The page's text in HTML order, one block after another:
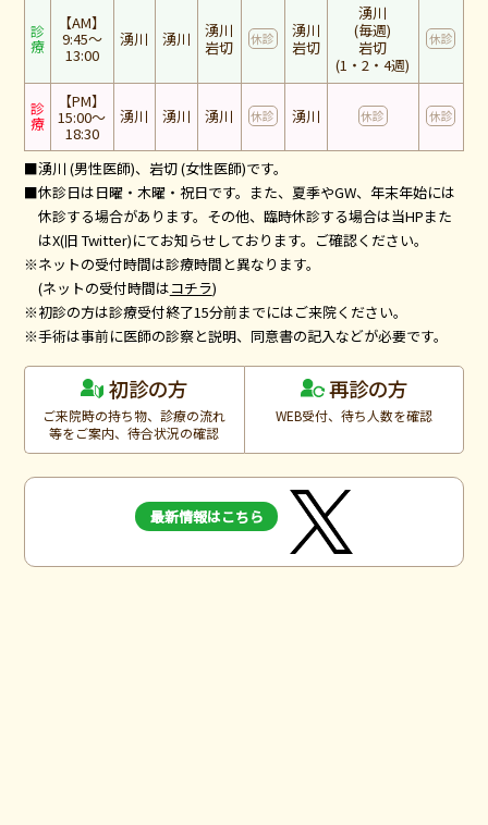
診
療
【AM】
9:45～
13:00
湧川 湧川
湧川
岩切
休診
湧川
岩切
湧川
(毎週)
岩切
(1・2・4週)
休診
診
療
【PM】
15:00～
18:30
湧川 湧川 湧川 休診 湧川 休診 休診
■湧川 (男性医師)、岩切 (女性医師)です。
■休診日は日曜・木曜・祝日です。また、夏季やGW、年末年始には
休診する場合があります。その他、臨時休診する場合は当HPまた
はX(旧 Twitter)にてお知らせしております。ご確認ください。
※ネットの受付時間は診療時間と異なります。
(ネットの受付時間はコチラ)
※初診の方は診療受付終了15分前までにはご来院ください。
※手術は事前に医師の診察と説明、同意書の記入などが必要です。
初診の方
ご来院時の持ち物、診療の流れ
等をご案内、待合状況の確認
再診の方
WEB受付、待ち人数を確認
最新情報はこちら